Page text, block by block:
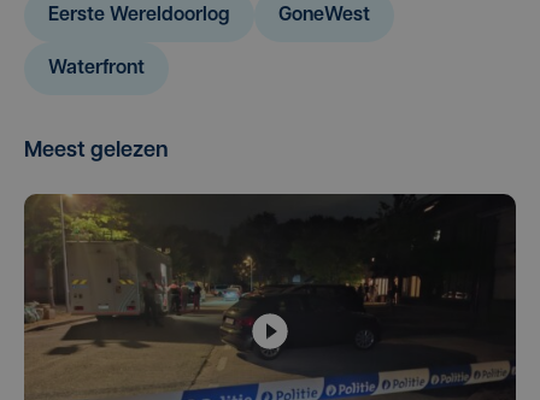
Eerste Wereldoorlog GoneWest
Waterfront
Meest gelezen